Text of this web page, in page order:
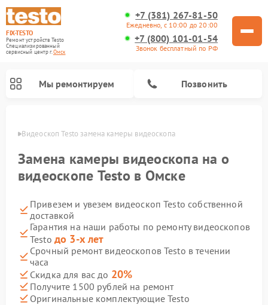
FIX-TESTO
Ремонт устройств Testo
Специализированный
cервисный центр г.Омск
+7 (381) 267-81-50
Ежедневно, с 10:00 до 20:00
+7 (800) 101-01-54
Звонок бесплатный по РФ
Мы ремонтируем Позвонить
Видеоскоп Testo замена камеры видеоскопа
Замена камеры видеоскопа на о
видеоскопе Testo в Омске
Привезем и увезем видеоскоп Testo собственной
доставкой
Гарантия на наши работы по ремонту видеоскопов
Testo до 3-х лет
Срочный ремонт видеоскопов Testo в течении
часа
Скидка для вас до 20%
Получите 1500 рублей на ремонт
Оригинальные комплектующие Testo